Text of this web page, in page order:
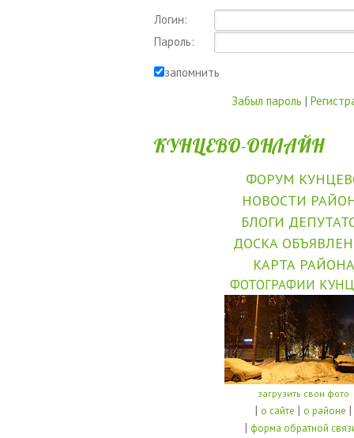
Логин:
Пароль:
запомнить
Забыл пароль |
КУНЦЕВО-ОНЛАЙН
ФОРУМ
НОВОСТИ
БЛОГИ
ДОСКА
КАРТА РАЙОНА
ФОТОГРАФИИ
загрузить свои фото
| о сайте | о районе |
| форма обратной